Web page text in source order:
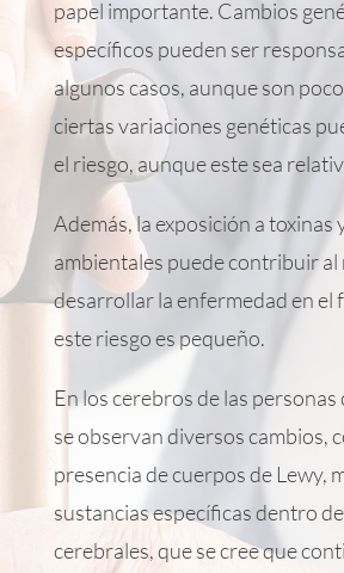
papel importante. Cambios
específicos pueden ser
algunos casos, aunque son
ciertas variaciones genéticas
el riesgo, aunque este sea
Además, la exposición a toxinas
ambientales puede contribuir al
desarrollar la enfermedad en el
este riesgo es pequeño.
En los cerebros de las
se observan diversos cambios,
presencia de cuerpos de Lewy,
sustancias específicas dentro
cerebrales, que se cree que